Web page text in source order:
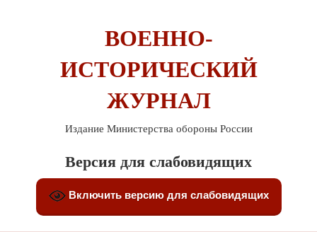
ВОЕННО-
ИСТОРИЧЕСКИЙ
ЖУРНАЛ
Издание Министерства обороны России
Версия для слабовидящих
Включить версию для слабовидящих